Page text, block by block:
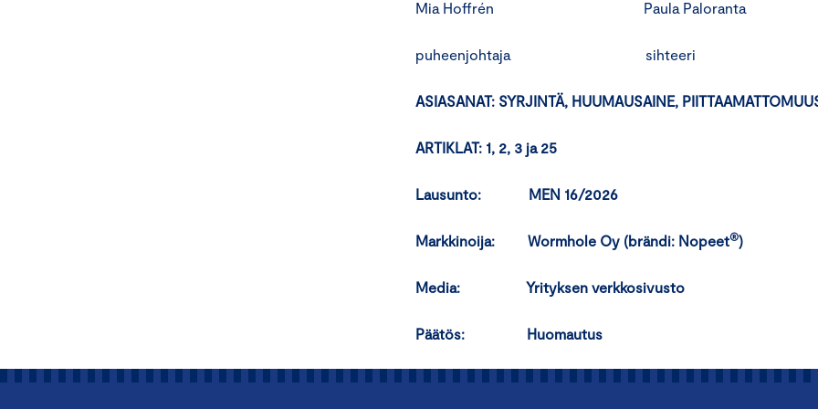
Mia Hoffrén Paula Paloranta
puheenjohtaja sihteeri
ASIASANAT: SYRJINTÄ, HUUMAUSAINE,
ARTIKLAT: 1, 2, 3 ja 25
Lausunto: MEN 16/2026
Markkinoija: Wormhole Oy (brändi: Nopeet®)
Media: Yrityksen verkkosivusto
Päätös: Huomautus